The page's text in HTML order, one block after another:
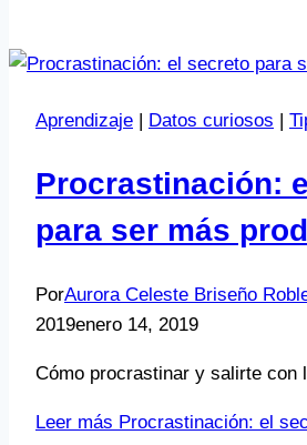
Aprendizaje | Datos curiosos |
Procrastinación:
para ser más
PorAurora Celeste Briseño
2019enero 14, 2019
Cómo procrastinar y salirte con
Leer más Procrastinación: el